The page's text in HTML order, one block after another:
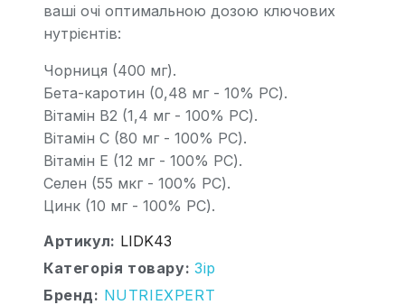
ваші очі оптимальною дозою ключових
нутрієнтів:
Чорниця (400 мг).
Бета-каротин (0,48 мг - 10% РС).
Вітамін В2 (1,4 мг - 100% РС).
Вітамін С (80 мг - 100% РС).
Вітамін Е (12 мг - 100% РС).
Селен (55 мкг - 100% РС).
Цинк (10 мг - 100% РС).
Артикул
LIDK43
Категорія товару Зір
Бренд
NUTRIEXPERT